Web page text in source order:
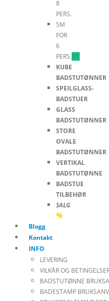
8
PERS.
5M
FOR
6
PERS.NY
KUBE
BADSTUTØNNER
SPEILGLASS-
BADSTUER
GLASS
BADSTUTØNNER
STORE
OVALE
BADSTUTØNNER
VERTIKAL
BADSTUTØNNE
BADSTUE
TILBEHØR
SALG
%
Blogg
Kontakt
INFO
LEVERING
VILKÅR OG
BADSTUTØNNE
BADESTAMP